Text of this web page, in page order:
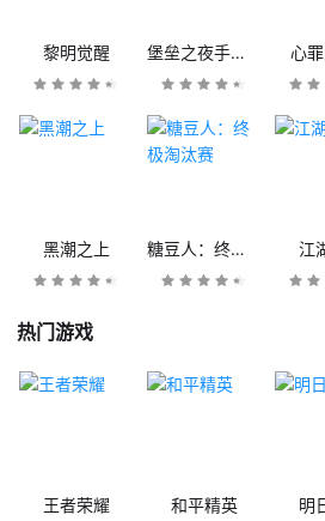
黎明觉醒 堡垒之夜手机版 心
黑潮之上 糖豆人：终极淘汰赛 江
热门游戏
王者荣耀 和平精英 明